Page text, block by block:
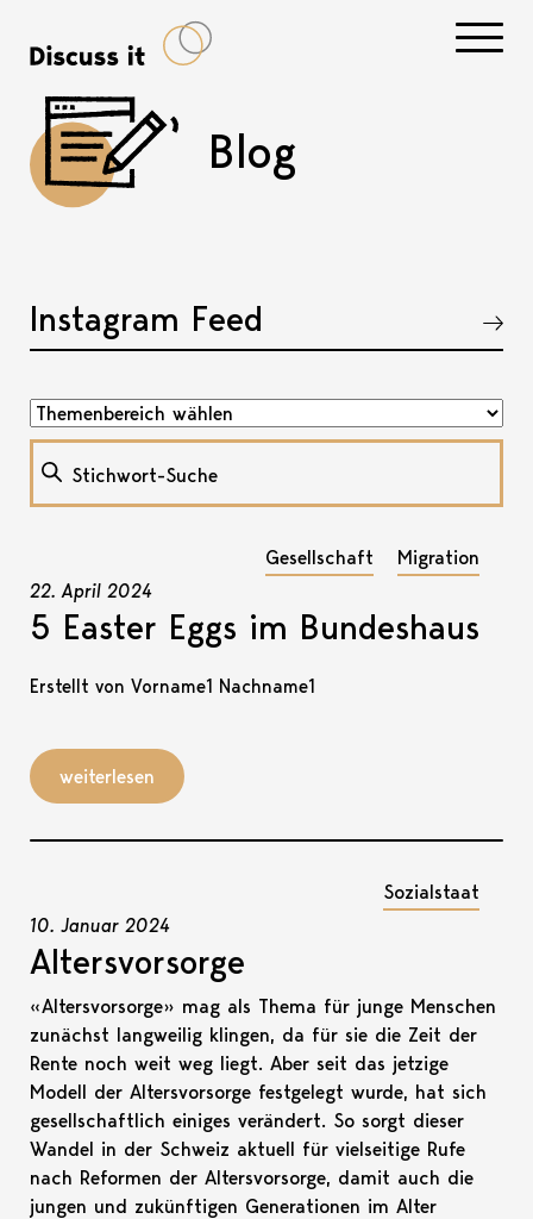
Blog
Instagram Feed
Akkordeon öffnen, bzw. schliessen
Gesellschaft Migration
22. April 2024
5 Easter Eggs im Bundeshaus
Erstellt von Vorname1 Nachname1
weiterlesen
Sozialstaat
10. Januar 2024
Altersvorsorge
«Altersvorsorge» mag als Thema für junge Menschen
zunächst langweilig klingen, da für sie die Zeit der
Rente noch weit weg liegt. Aber seit das jetzige
Modell der Altersvorsorge festgelegt wurde, hat sich
gesellschaftlich einiges verändert. So sorgt dieser
Wandel in der Schweiz aktuell für vielseitige Rufe
nach Reformen der Altersvorsorge, damit auch die
jungen und zukünftigen Generationen im Alter